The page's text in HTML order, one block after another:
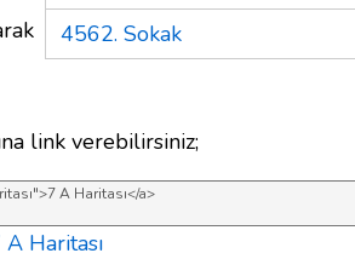
4562. Sokak
link verebilirsiniz;
A Haritası